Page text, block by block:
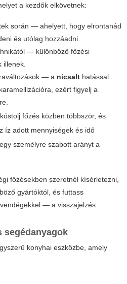
a kezdők elkövetnek:
során — ahelyett, hogy elrontanád
és utólag hozzáadni.
— különböző főzési
illenek.
— a nicsalt hatással
ezért figyelj a
főzés közben többször, és
íz adott mennyiségek és idő
személyre szabott arányt a
főzésekben szeretnél kísérletezni,
gyártóktól, és futtass
— a visszajelzés
segédanyagok
konyhai eszközbe, amely